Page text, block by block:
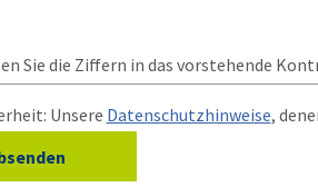
Sie die Ziffern in das vorstehende
Unsere Datenschutzhinweise,